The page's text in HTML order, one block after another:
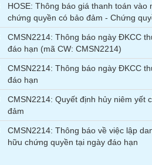
HOSE: Thông báo giá thanh toán vào
chứng quyền có bảo đảm - Chứng
CMSN2214: Thông báo ngày ĐKCC
đáo hạn (mã CW: CMSN2214)
CMSN2214: Thông báo ngày ĐKCC
đáo hạn
CMSN2214: Quyết định hủy niêm yết
đảm
CMSN2214: Thông báo về việc lập
hữu chứng quyền tại ngày đáo hạn